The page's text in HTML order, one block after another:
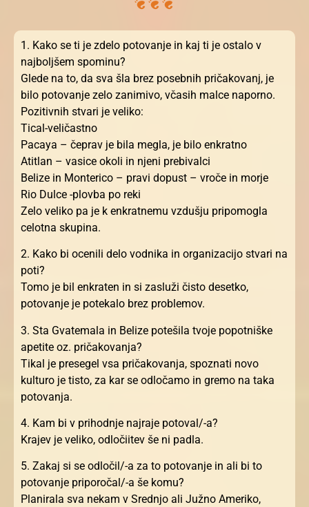
1. Kako se ti je zdelo potovanje in kaj ti je ostalo v
najboljšem spominu?
Glede na to, da sva šla brez posebnih pričakovanj, je
bilo potovanje zelo zanimivo, včasih malce naporno.
Pozitivnih stvari je veliko:
Tical-veličastno
Pacaya – čeprav je bila megla, je bilo enkratno
Atitlan – vasice okoli in njeni prebivalci
Belize in Monterico – pravi dopust – vroče in morje
Rio Dulce -plovba po reki
Zelo veliko pa je k enkratnemu vzdušju pripomogla
celotna skupina.
2. Kako bi ocenili delo vodnika in organizacijo stvari na
poti?
Tomo je bil enkraten in si zasluži čisto desetko,
potovanje je potekalo brez problemov.
3. Sta Gvatemala in Belize potešila tvoje popotniške
apetite oz. pričakovanja?
Tikal je presegel vsa pričakovanja, spoznati novo
kulturo je tisto, za kar se odločamo in gremo na taka
potovanja.
4. Kam bi v prihodnje najraje potoval/-a?
Krajev je veliko, odločiitev še ni padla.
5. Zakaj si se odločil/-a za to potovanje in ali bi to
potovanje priporočal/-a še komu?
Planirala sva nekam v Srednjo ali Južno Ameriko,